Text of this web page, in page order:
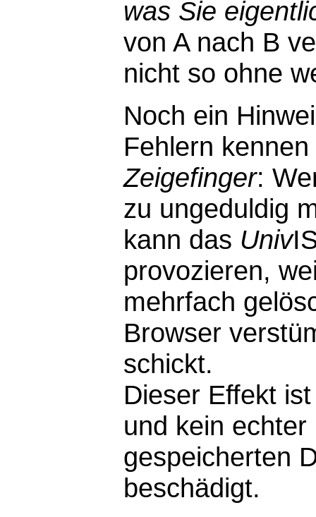
was Sie
von A nach B
nicht so ohne
Noch ein
Fehlern
Zeigefinger:
zu ungeduldig
kann das Univ
provozieren,
mehrfach
Browser
schickt.
Dieser Effekt
und kein
gespeicherten
beschädigt.